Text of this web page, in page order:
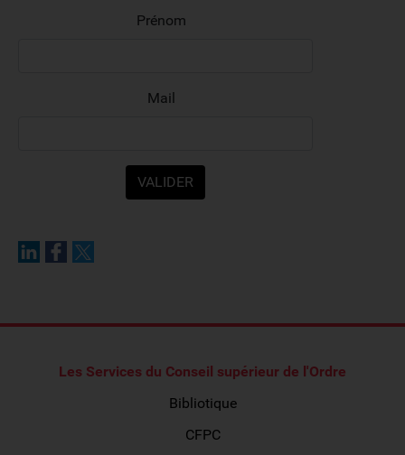
Prénom
Mail
Les Services du Conseil supérieur de l'Ordre
Bibliotique
CFPC